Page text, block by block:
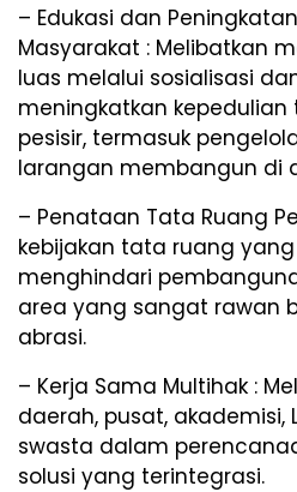
– Edukasi dan
Masyarakat : Melibatkan
luas melalui sosialisasi
meningkatkan
pesisir, termasuk
larangan membangun di
– Penataan Tata Ruang
kebijakan tata ruang
menghindari
area yang sangat rawan
abrasi.
– Kerja Sama Multihak :
daerah, pusat, akademisi,
swasta dalam
solusi yang terintegrasi.